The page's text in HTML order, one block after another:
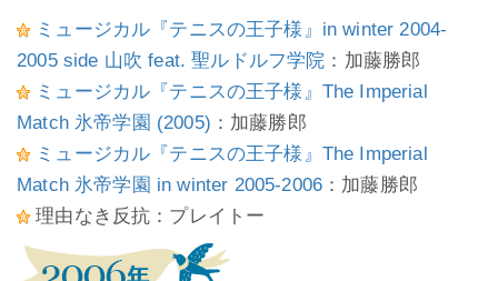
ミュージカル『テニスの王子様』in winter 2004-
2005 side 山吹 feat. 聖ルドルフ学院 ：加藤勝郎
ミュージカル『テニスの王子様』The Imperial
Match 氷帝学園 (2005) ：加藤勝郎
ミュージカル『テニスの王子様』The Imperial
Match 氷帝学園 in winter 2005-2006 ：加藤勝郎
理由なき反抗：プレイトー